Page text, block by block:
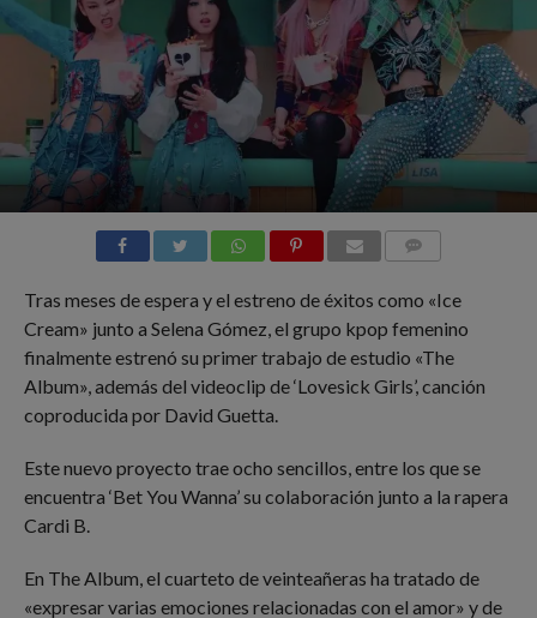
Tras meses de espera y el estreno de éxitos como «Ice
Cream» junto a Selena Gómez, el grupo kpop femenino
finalmente estrenó su primer trabajo de estudio «The
Album», además del videoclip de ‘Lovesick Girls’, canción
coproducida por David Guetta.
Este nuevo proyecto trae ocho sencillos, entre los que se
encuentra ‘Bet You Wanna’ su colaboración junto a la rapera
Cardi B.
En The Album, el cuarteto de veinteañeras ha tratado de
«expresar varias emociones relacionadas con el amor» y de